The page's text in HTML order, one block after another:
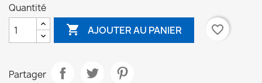
Quantité
 AJOUTER AU PANIER favorite_border
Partager